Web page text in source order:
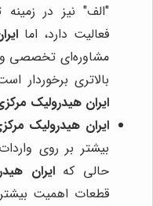
"الف" نیز در
فعالیت دارد، اما
مشاوره‌ای تخصصی و
بالاتری برخوردار
ایران هیدرولیک
ایران هیدرولیک
بیشتر بر روی
حالی کهایران
قطعات اهمیت